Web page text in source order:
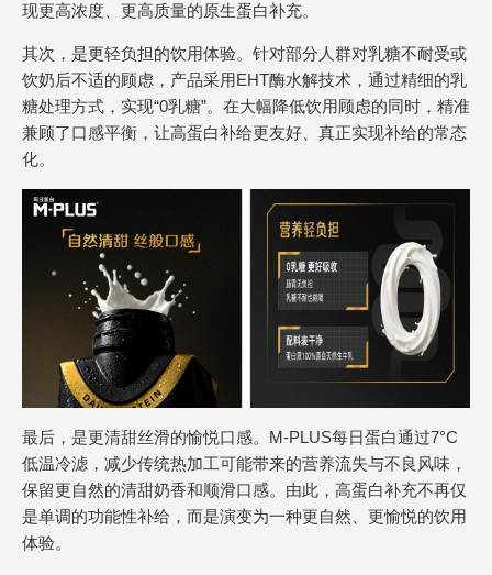
现更高浓度、更高质量的原生蛋白补充。
其次，是更轻负担的饮用体验。针对部分人群对乳糖不耐受或
饮奶后不适的顾虑，产品采用EHT酶水解技术，通过精细的乳
糖处理方式，实现“0乳糖”。在大幅降低饮用顾虑的同时，精准
兼顾了口感平衡，让高蛋白补给更友好、真正实现补给的常态
化。
最后，是更清甜丝滑的愉悦口感。M-PLUS每日蛋白通过7°C
低温冷滤，减少传统热加工可能带来的营养流失与不良风味，
保留更自然的清甜奶香和顺滑口感。由此，高蛋白补充不再仅
是单调的功能性补给，而是演变为一种更自然、更愉悦的饮用
体验。